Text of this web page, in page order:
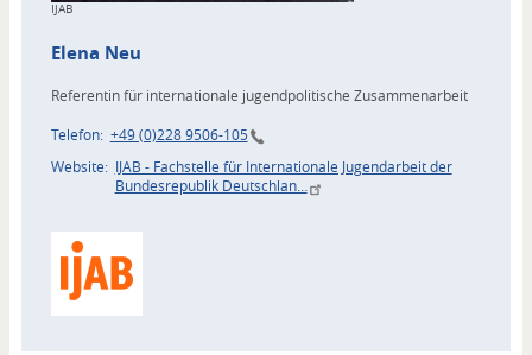
Copyright
IJAB
Elena Neu
Referentin für internationale jugendpolitische Zusammenarbeit
Telefon +49 (0)228 9506-105
Website
IJAB - Fachstelle für Internationale Jugendarbeit der
Bundesrepublik Deutschlan…
Akteur